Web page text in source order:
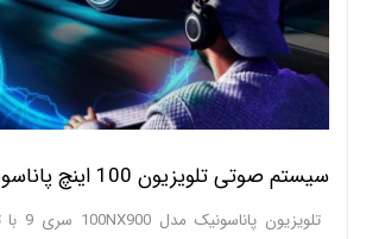
سیستم صوتی تلویزیون 100 اینچ پاناسونیک NX900